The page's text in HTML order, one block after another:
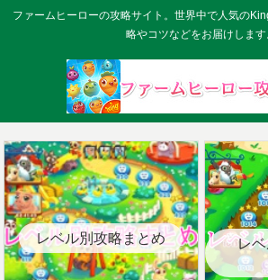
ファームヒーローの攻略サイト。世界中で人気の
略やコツなどをお届けします
レベル別攻略まとめ
レ